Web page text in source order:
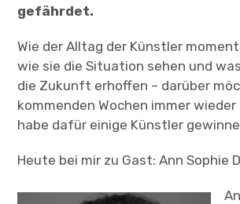
gefährdet.
Wie der Alltag der Künstler
wie sie die Situation sehen und
die Zukunft erhoffen – darüber
kommenden Wochen immer
habe dafür einige Künstler
Heute bei mir zu Gast: Ann Sophie